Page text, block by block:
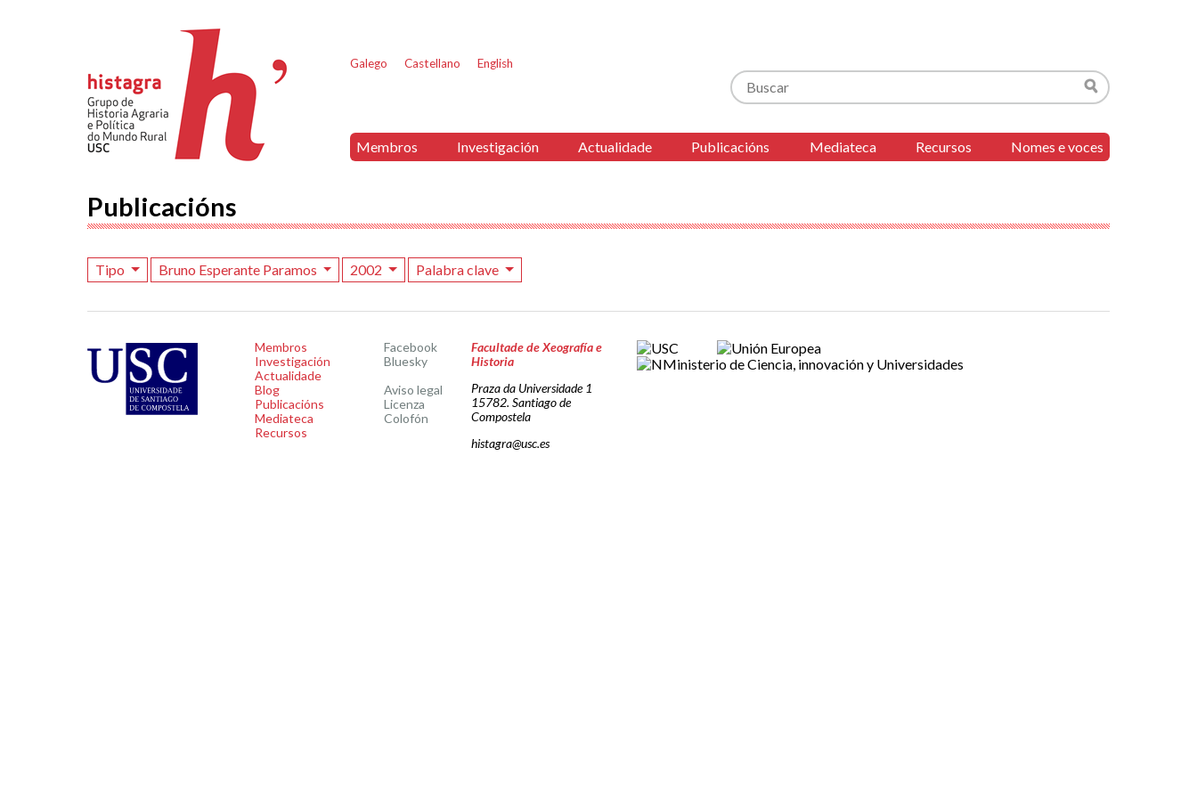
Galego Castellano English
Buscar
Buscar
Membros Investigación Actualidade Publicacións Mediateca Recursos Nomes e voces
Publicacións
Tipo Bruno Esperante Paramos 2002 Palabra clave
Membros
Investigación
Actualidade
Blog
Publicacións
Mediateca
Recursos
Facebook
Bluesky
Aviso legal
Licenza
Colofón
Facultade de Xeografía e
Historia
Praza da Universidade 1
15782. Santiago de
Compostela
histagra@usc.es